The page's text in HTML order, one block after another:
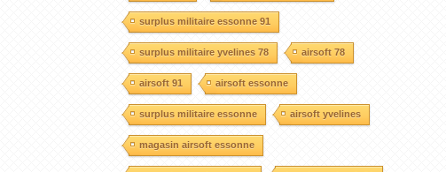
surplus militaire essonne 91
surplus militaire yvelines 78 airsoft 78
airsoft 91 airsoft essonne
surplus militaire essonne airsoft yvelines
magasin airsoft essonne